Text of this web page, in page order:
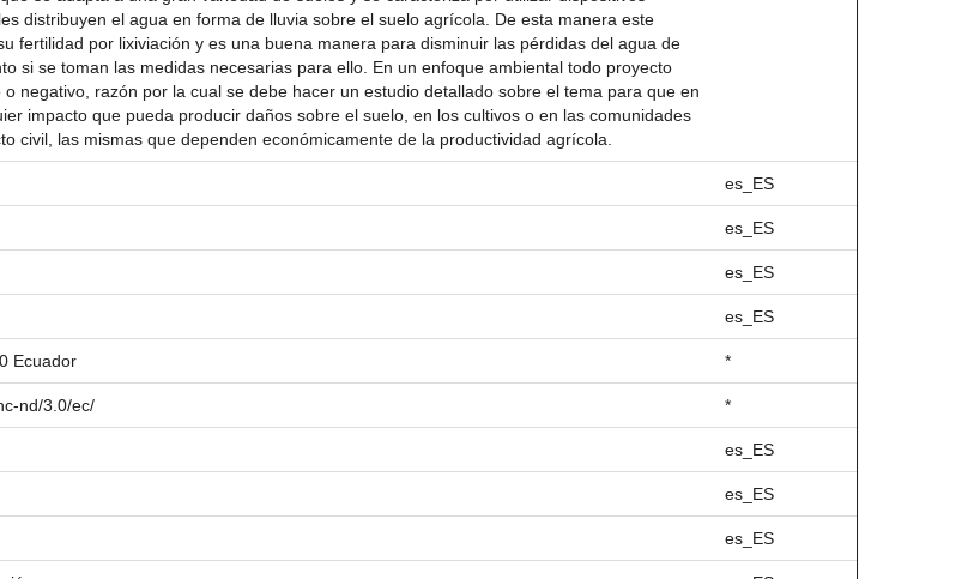
distribuyen el agua en forma de lluvia sobre el suelo agrícola. De esta manera este
fertilidad por lixiviación y es una buena manera para disminuir las pérdidas del agua de
si se toman las medidas necesarias para ello. En un enfoque ambiental todo proyecto
negativo, razón por la cual se debe hacer un estudio detallado sobre el tema para que en
impacto que pueda producir daños sobre el suelo, en los cultivos o en las comunidades
civil, las mismas que dependen económicamente de la productividad agrícola.
es_ES
es_ES
es_ES
es_ES
Ecuador *
nd/3.0/ec/ *
es_ES
es_ES
es_ES